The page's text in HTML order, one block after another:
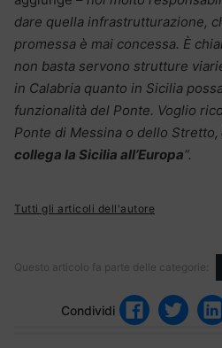
dare quella infrastrutturazione,
promessa è mai concessa. È
non basta servono strutture
in Calabria quanto in Sicilia
funzionalità del Ponte. Voglio
Ponte di Messina o dello Stretto,
collega la Sicilia all’Europa“.
Tutti gli articoli dell'autore
Questo articolo fa parte delle categorie:
Condividi